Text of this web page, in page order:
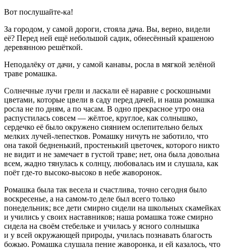
Вот послушайте-ка!
За городом, у самой дороги, стояла дача. Вы, верно, видели
её? Перед ней ещё небольшой садик, обнесённый крашеною
деревянною решёткой.
Неподалёку от дачи, у самой канавы, росла в мягкой зелёной
траве ромашка.
Солнечные лучи грели и ласкали её наравне с роскошными
цветами, которые цвели в саду перед дачей, и наша ромашка
росла не по дням, а по часам. В одно прекрасное утро она
распустилась совсем — жёлтое, круглое, как солнышко,
сердечко её было окружено сиянием ослепительно белых
мелких лучей-лепестков. Ромашку ничуть не заботило, что
она такой бедненький, простенький цветочек, которого никто
не видит и не замечает в густой траве; нет, она была довольна
всем, жадно тянулась к солнцу, любовалась им и слушала, как
поёт где-то высоко-высоко в небе жаворонок.
Ромашка была так весела и счастлива, точно сегодня было
воскресенье, а на самом-то деле был всего только
понедельник; все дети смирно сидели на школьных скамейках
и учились у своих наставников; наша ромашка тоже смирно
сидела на своём стебельке и училась у ясного солнышка
и у всей окружающей природы, училась познавать благость
божью. Ромашка слушала пение жаворонка, и ей казалось, что